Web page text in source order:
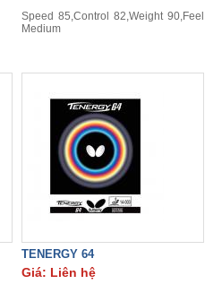
Speed 85,Control 82,Weight 90,Feel
Medium
TENERGY 64
Giá: Liên hệ